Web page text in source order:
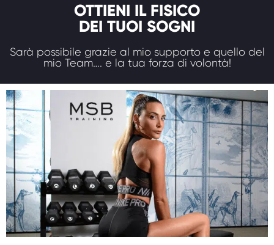
OTTIENI IL FISICO
DEI TUOI SOGNI
Sarà possibile grazie al mio supporto e quello del
mio Team…. e la tua forza di volontà!